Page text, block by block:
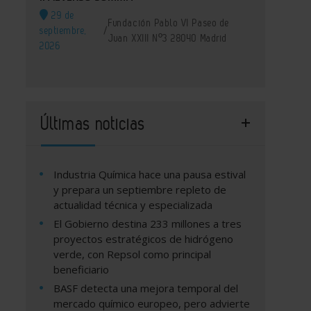
29 de
septiembre,
2026
/
Fundación Pablo VI Paseo de
Juan XXIII Nº3 28040 Madrid
Últimas noticias
Industria Química hace una pausa estival
y prepara un septiembre repleto de
actualidad técnica y especializada
El Gobierno destina 233 millones a tres
proyectos estratégicos de hidrógeno
verde, con Repsol como principal
beneficiario
BASF detecta una mejora temporal del
mercado químico europeo, pero advierte